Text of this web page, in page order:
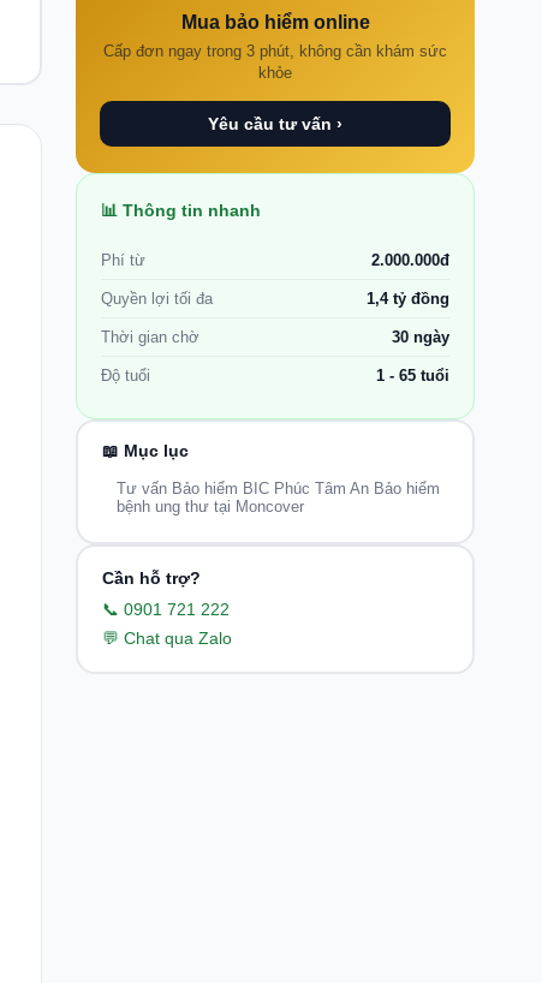
Mua bảo hiểm online
Cấp đơn ngay trong 3 phút, không cần khám sức
khỏe
Yêu cầu tư vấn ›
📊 Thông tin nhanh
Phí từ 2.000.000đ
Quyền lợi tối đa 1,4 tỷ đồng
Thời gian chờ 30 ngày
Độ tuổi 1 - 65 tuổi
📖 Mục lục
Tư vấn Bảo hiểm BIC Phúc Tâm An Bảo hiểm
bệnh ung thư tại Moncover
Cần hỗ trợ?
📞 0901 721 222
💬 Chat qua Zalo